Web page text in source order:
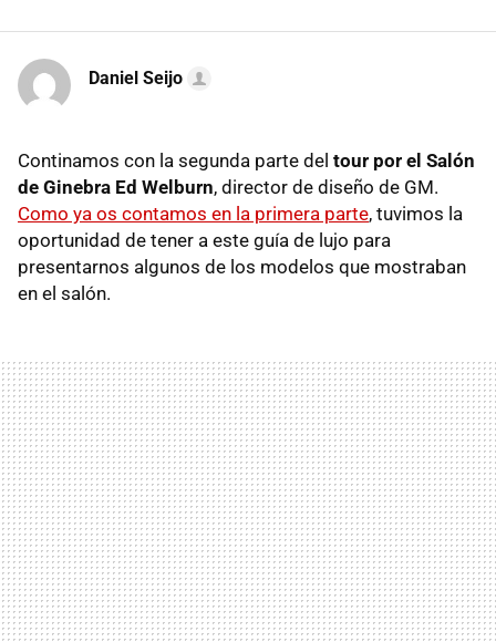
Daniel Seijo
Continamos con la segunda parte del tour por el Salón
de Ginebra Ed Welburn, director de diseño de GM.
Como ya os contamos en la primera parte, tuvimos la
oportunidad de tener a este guía de lujo para
presentarnos algunos de los modelos que mostraban
en el salón.